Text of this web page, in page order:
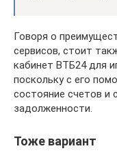
Говоря о
сервисов, стоит
кабинет ВТБ24 для
поскольку с его
состояние счетов и
задолженности.
Тоже вариант